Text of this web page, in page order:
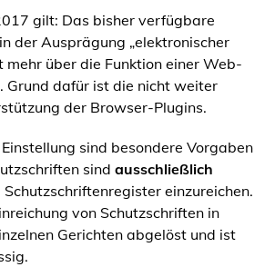
gilt: Das bisher verfügbare
der Ausprägung „elektronischer
mehr über die Funktion einer Web-
Grund dafür ist die nicht weiter
der Browser-Plugins.
sind besondere Vorgaben
sind ausschließlich
Schutzschriftenregister einzureichen.
von Schutzschriften in
Gerichten abgelöst und ist